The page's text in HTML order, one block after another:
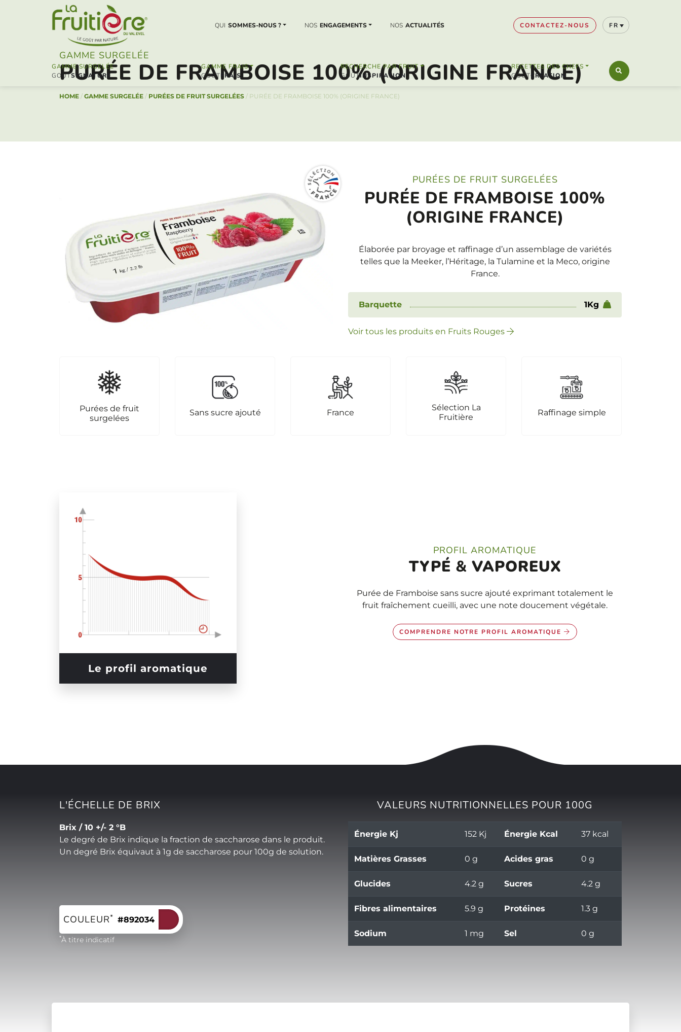
QUI SOMMES-NOUS ? NOS ENGAGEMENTS NOS ACTUALITÉS CONTACTEZ-NOUS FR
SIGNATURE
GAMME SURGELÉE
FRAIS
GAMME FRAIS
INSPIRATION
RECHERCHE PAR FRUIT
CRÉATION
RECETTES DES CHEFS
GAMME SURGELÉE
PURÉE DE FRAMBOISE 100% (ORIGINE FRANCE)
HOME / GAMME SURGELÉE / PURÉES DE FRUIT SURGELÉES / PURÉE DE FRAMBOISE 100% (ORIGINE FRANCE)
PURÉES DE FRUIT SURGELÉES
PURÉE DE FRAMBOISE 100%
(ORIGINE FRANCE)
Élaborée par broyage et raffinage d’un assemblage de variétés
telles que la Meeker, l’Héritage, la Tulamine et la Meco, origine
France.
Barquette 1Kg
Voir tous les produits en Fruits Rouges
Purées de fruit
surgelées
Sans sucre ajouté France
Sélection La
Fruitière
Raffinage simple
Le profil aromatique
PROFIL AROMATIQUE
TYPÉ & VAPOREUX
Purée de Framboise sans sucre ajouté exprimant totalement le
fruit fraîchement cueilli, avec une note doucement végétale.
COMPRENDRE NOTRE PROFIL AROMATIQUE
L'ÉCHELLE DE BRIX
Brix / 10 +/- 2 °B
Le degré de Brix indique la fraction de saccharose dans le produit.
Un degré Brix équivaut à 1g de saccharose pour 100g de solution.
COULEUR* #892034
*À titre indicatif
VALEURS NUTRITIONNELLES POUR 100G
Énergie Kj 152 Kj Énergie Kcal 37 kcal
Matières Grasses 0 g Acides gras 0 g
Glucides 4.2 g Sucres 4.2 g
Fibres alimentaires 5.9 g Protéines 1.3 g
Sodium 1 mg Sel 0 g